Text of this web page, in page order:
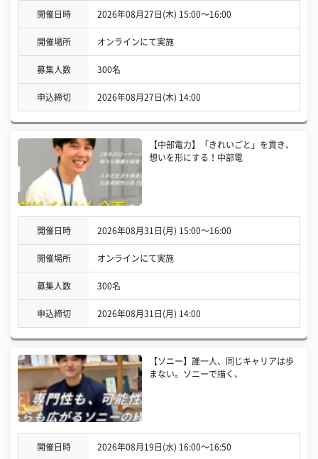
開催日時 2026年08月27日(木) 15:00〜16:00
開催場所 オンラインにて実施
募集人数 300名
申込締切 2026年08月27日(木) 14:00
【中部電力】「きれいごと」を貫き、
想いを形にする！中部電
開催日時 2026年08月31日(月) 15:00〜16:00
開催場所 オンラインにて実施
募集人数 300名
申込締切 2026年08月31日(月) 14:00
【ソニー】誰一人、同じキャリアは歩
まない。ソニーで描く、
開催日時 2026年08月19日(水) 16:00〜16:50